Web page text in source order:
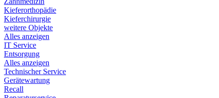
Kieferorthopädie
Kieferchirurgie
weitere Objekte
Alles anzeigen
IT Service
Entsorgung
Alles anzeigen
Technischer Service
Gerätewartung
Recall